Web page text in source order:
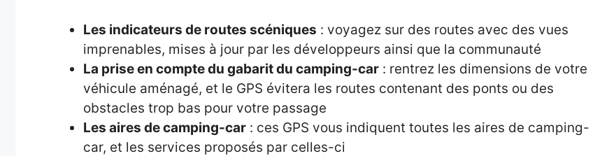
Les indicateurs de routes scéniques : voyagez sur des routes avec des vues
imprenables, mises à jour par les développeurs ainsi que la communauté
La prise en compte du gabarit du camping-car : rentrez les dimensions de votre
véhicule aménagé, et le GPS évitera les routes contenant des ponts ou des
obstacles trop bas pour votre passage
Les aires de camping-car : ces GPS vous indiquent toutes les aires de camping-
car, et les services proposés par celles-ci